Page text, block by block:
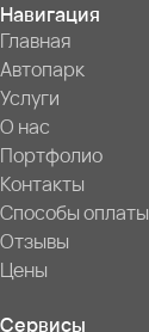
Навигация
Главная
Автопарк
Услуги
О нас
Портфолио
Контакты
Способы оплаты
Отзывы
Цены
Сервисы